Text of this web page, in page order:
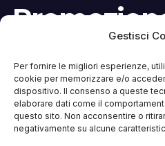
Gestisci
Per fornire le migliori esperienze,
cookie per memorizzare e/o
dispositivo. Il consenso a queste
elaborare dati come il
questo sito. Non acconsentire o
negativamente su alcune
L’ALCHIMISTA NON
ai finanziamenti pubblici
La sua forza sono